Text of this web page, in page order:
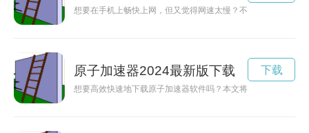
想要在手机上畅快上网，但又觉得网速太慢？不用担心！现在
原子加速器2024最新版下载
想要高效快速地下载原子加速器软件吗？本文将为您介绍一些
下载